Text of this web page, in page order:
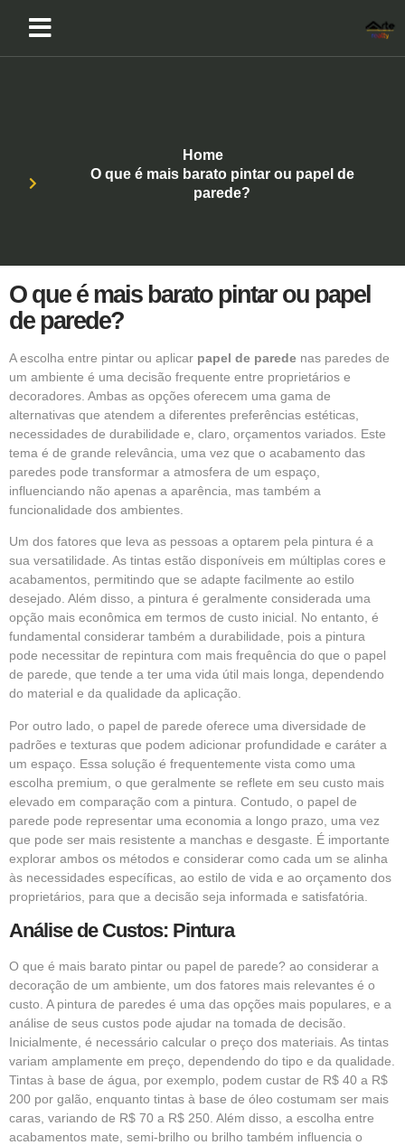
Home
O que é mais barato pintar ou papel de
parede?
O que é mais barato pintar ou papel
de parede?
A escolha entre pintar ou aplicar papel de parede nas paredes de
um ambiente é uma decisão frequente entre proprietários e
decoradores. Ambas as opções oferecem uma gama de
alternativas que atendem a diferentes preferências estéticas,
necessidades de durabilidade e, claro, orçamentos variados. Este
tema é de grande relevância, uma vez que o acabamento das
paredes pode transformar a atmosfera de um espaço,
influenciando não apenas a aparência, mas também a
funcionalidade dos ambientes.
Um dos fatores que leva as pessoas a optarem pela pintura é a
sua versatilidade. As tintas estão disponíveis em múltiplas cores e
acabamentos, permitindo que se adapte facilmente ao estilo
desejado. Além disso, a pintura é geralmente considerada uma
opção mais econômica em termos de custo inicial. No entanto, é
fundamental considerar também a durabilidade, pois a pintura
pode necessitar de repintura com mais frequência do que o papel
de parede, que tende a ter uma vida útil mais longa, dependendo
do material e da qualidade da aplicação.
Por outro lado, o papel de parede oferece uma diversidade de
padrões e texturas que podem adicionar profundidade e caráter a
um espaço. Essa solução é frequentemente vista como uma
escolha premium, o que geralmente se reflete em seu custo mais
elevado em comparação com a pintura. Contudo, o papel de
parede pode representar uma economia a longo prazo, uma vez
que pode ser mais resistente a manchas e desgaste. É importante
explorar ambos os métodos e considerar como cada um se alinha
às necessidades específicas, ao estilo de vida e ao orçamento dos
proprietários, para que a decisão seja informada e satisfatória.
Análise de Custos: Pintura
O que é mais barato pintar ou papel de parede? ao considerar a
decoração de um ambiente, um dos fatores mais relevantes é o
custo. A pintura de paredes é uma das opções mais populares, e a
análise de seus custos pode ajudar na tomada de decisão.
Inicialmente, é necessário calcular o preço dos materiais. As tintas
variam amplamente em preço, dependendo do tipo e da qualidade.
Tintas à base de água, por exemplo, podem custar de R$ 40 a R$
200 por galão, enquanto tintas à base de óleo costumam ser mais
caras, variando de R$ 70 a R$ 250. Além disso, a escolha entre
acabamentos mate, semi-brilho ou brilho também influencia o